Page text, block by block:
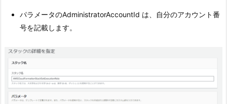
パラメータのAdministratorAccountId は、自分のアカウント番
号を記載します。